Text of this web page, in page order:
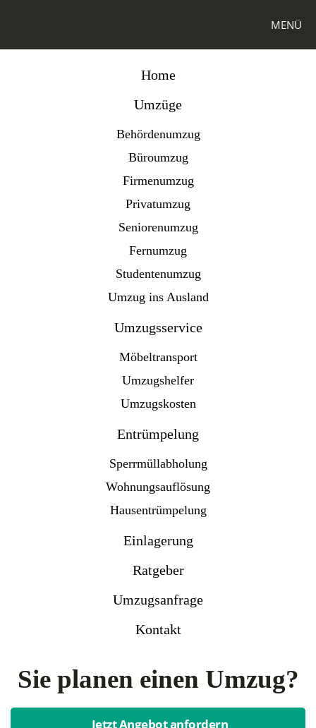
MENÜ
Home
Umzüge
Behördenumzug
Büroumzug
Firmenumzug
Privatumzug
Seniorenumzug
Fernumzug
Studentenumzug
Umzug ins Ausland
Umzugsservice
Möbeltransport
Umzugshelfer
Umzugskosten
Entrümpelung
Sperrmüllabholung
Wohnungsauflösung
Hausentrümpelung
Einlagerung
Ratgeber
Umzugsanfrage
Kontakt
Sie planen einen Umzug?
Jetzt Angebot anfordern